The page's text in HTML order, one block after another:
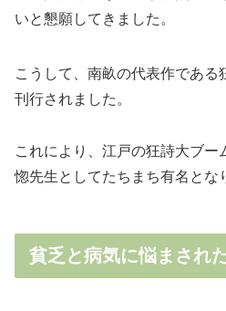
いと懇願してきました。
こうして、南畝の代表作である
刊行されました。
これにより、江戸の狂詩大ブー
惚先生としてたちまち有名とな
貧乏と病気に悩まされ